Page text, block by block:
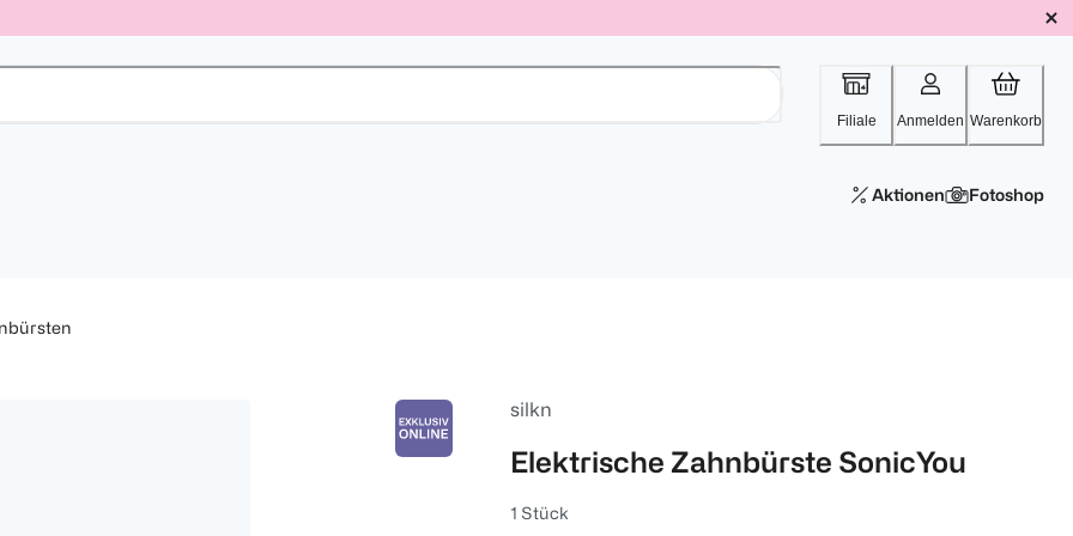
Filiale Anmelden Warenkorb
Aktionen Fotoshop
silkn
Elektrische Zahnbürste SonicYou
1 Stück